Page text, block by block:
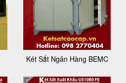
Két Sắt Ngân Hàng BEMC